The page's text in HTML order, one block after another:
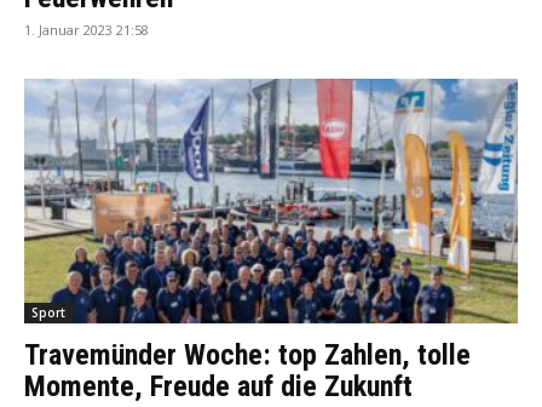
1. Januar 2023 21:58
Sport
Travemünder Woche: top Zahlen, tolle
Momente, Freude auf die Zukunft